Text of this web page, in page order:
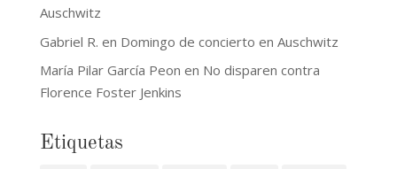
Auschwitz
Gabriel R. en Domingo de concierto en Auschwitz
María Pilar García Peon en No disparen contra
Florence Foster Jenkins
Etiquetas